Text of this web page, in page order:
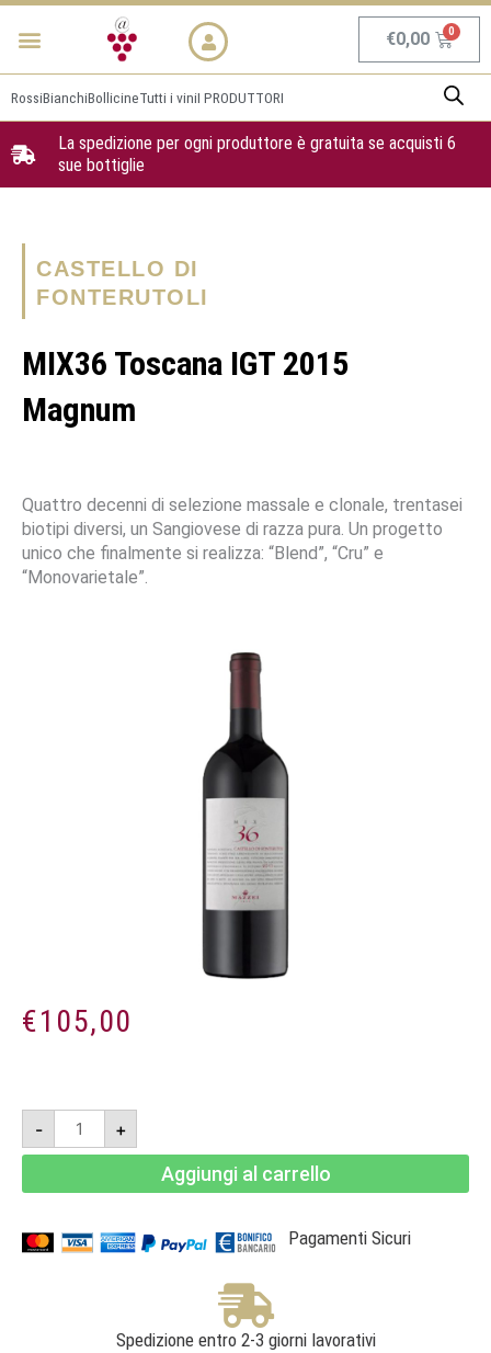
Vai
Menu €0,00
RossiBianchiBollicineTutti i viniI PRODUTTORI
La spedizione per ogni produttore è gratuita se acquisti 6
sue bottiglie
CASTELLO DI
FONTERUTOLI
MIX36 Toscana IGT 2015
Magnum
Quattro decenni di selezione massale e clonale, trentasei
biotipi diversi, un Sangiovese di razza pura. Un progetto
unico che finalmente si realizza: “Blend”, “Cru” e
“Monovarietale”.
€105,00
-
MIX36
Toscana
IGT
2015
+
Aggiungi al carrello
Pagamenti Sicuri
Spedizione entro 2-3 giorni lavorativi